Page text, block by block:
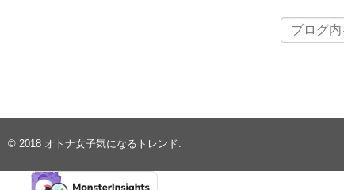
© 2018 オトナ女子気になるトレンド.